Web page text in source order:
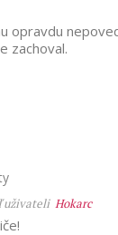
opravdu
zachoval.
uživateliHokarc